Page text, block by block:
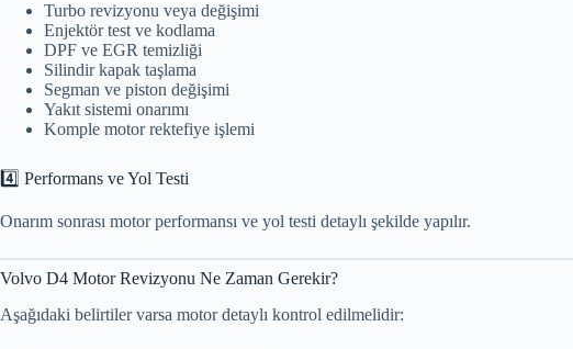
Turbo revizyonu veya değişimi
Enjektör test ve kodlama
DPF ve EGR temizliği
Silindir kapak taşlama
Segman ve piston değişimi
Yakıt sistemi onarımı
Komple motor rektefiye işlemi
4️⃣ Performans ve Yol Testi
Onarım sonrası motor performansı ve yol testi detaylı şekilde yapılır.
Volvo D4 Motor Revizyonu Ne Zaman Gerekir?
Aşağıdaki belirtiler varsa motor detaylı kontrol edilmelidir: